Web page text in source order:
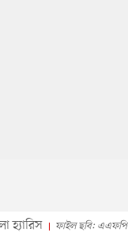
হ্যারিস ফাইল ছবি: এএফপি